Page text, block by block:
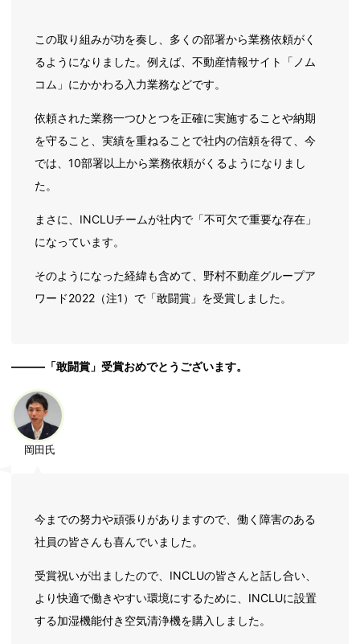
この取り組みが功を奏し、多くの部署から業務依頼がく
るようになりました。例えば、不動産情報サイト「ノム
コム」にかかわる入力業務などです。
依頼された業務一つひとつを正確に実施することや納期
を守ること、実績を重ねることで社内の信頼を得て、今
では、10部署以上から業務依頼がくるようになりまし
た。
まさに、INCLUチームが社内で「不可欠で重要な存在」
になっています。
そのようになった経緯も含めて、野村不動産グループア
ワード2022（注1）で「敢闘賞」を受賞しました。
―――「敢闘賞」受賞おめでとうございます。
岡田氏
今までの努力や頑張りがありますので、働く障害のある
社員の皆さんも喜んでいました。
受賞祝いが出ましたので、INCLUの皆さんと話し合い、
より快適で働きやすい環境にするために、INCLUに設置
する加湿機能付き空気清浄機を購入しました。